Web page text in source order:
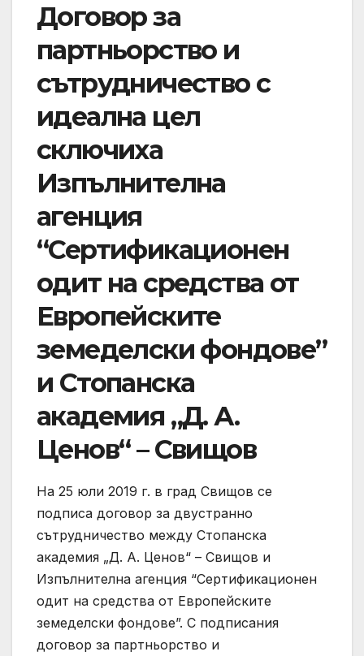
Договор за
партньорство и
сътрудничество с
идеална цел
сключиха
Изпълнителна
агенция
“Сертификационен
одит на средства от
Европейските
земеделски фондове”
и Стопанска
академия „Д. А.
Ценов“ – Свищов
На 25 юли 2019 г. в град Свищов се
подписа договор за двустранно
сътрудничество между Стопанска
академия „Д. А. Ценов“ – Свищов и
Изпълнителна агенция “Сертификационен
одит на средства от Европейските
земеделски фондове”. С подписания
договор за партньорство и